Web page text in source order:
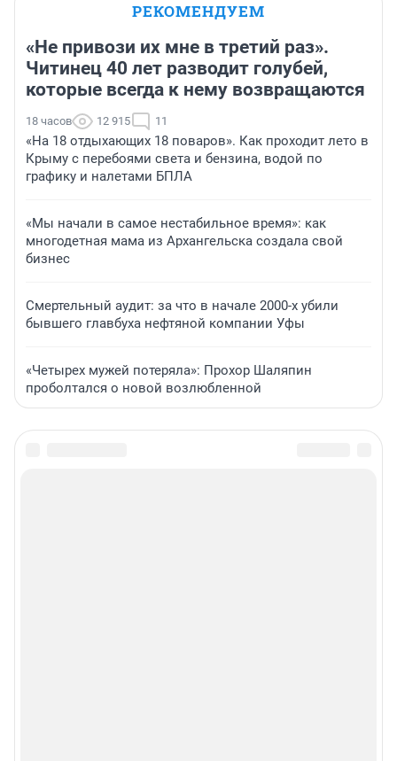
РЕКОМЕНДУЕМ
«Не привози их мне в третий раз».
Читинец 40 лет разводит голубей,
которые всегда к нему возвращаются
18 часов 12 915 11
«На 18 отдыхающих 18 поваров». Как проходит лето в
Крыму с перебоями света и бензина, водой по
графику и налетами БПЛА
«Мы начали в самое нестабильное время»: как
многодетная мама из Архангельска создала свой
бизнес
Смертельный аудит: за что в начале 2000-х убили
бывшего главбуха нефтяной компании Уфы
«Четырех мужей потеряла»: Прохор Шаляпин
проболтался о новой возлюбленной